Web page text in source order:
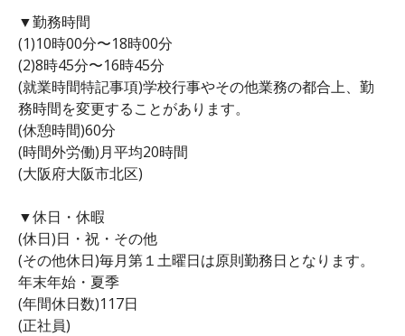
▼勤務時間
(1)10時00分〜18時00分
(2)8時45分〜16時45分
(就業時間特記事項)学校行事やその他業務の都合上、勤
務時間を変更することがあります。
(休憩時間)60分
(時間外労働)月平均20時間
(大阪府大阪市北区)
▼休日・休暇
(休日)日・祝・その他
(その他休日)毎月第１土曜日は原則勤務日となります。
年末年始・夏季
(年間休日数)117日
(正社員)